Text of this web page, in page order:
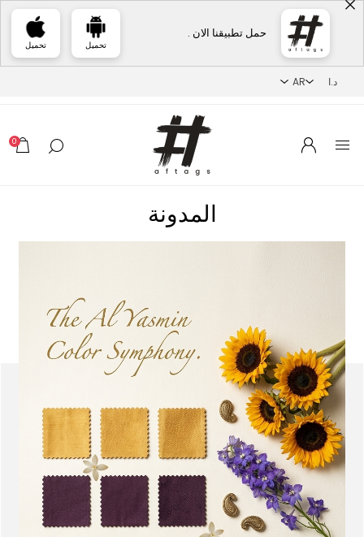
حمل تطبيقنا الان .
تحميل تحميل
0
المدونة